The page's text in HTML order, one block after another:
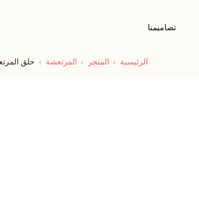
تصاميمنا
الرئيسية المتجر المرتعشة حلق